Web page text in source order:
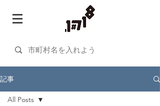
記事
All Posts